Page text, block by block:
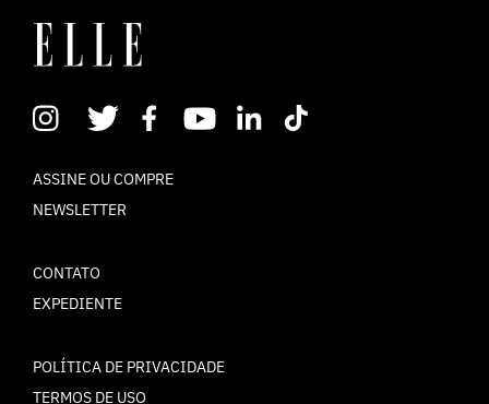
ASSINE OU COMPRE
NEWSLETTER
CONTATO
EXPEDIENTE
POLÍTICA DE PRIVACIDADE
TERMOS DE USO